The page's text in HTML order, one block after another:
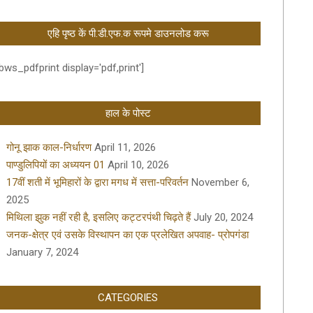
एहि पृष्ठ कें पी.डी.एफ.क रूपमे डाउनलोड करू
display='pdf,print']
हाल के पोस्ट
गोनू झाक काल-निर्धारण April 11, 2026
पाण्डुलिपियों का अध्ययन 01 April 10, 2026
17वीं शती में भूमिहारों के द्वारा मगध में सत्ता-परिवर्तन November 6,
2025
मिथिला झुक नहीं रही है, इसलिए कट्टरपंथी चिढ़ते हैं July 20, 2024
जनक-क्षेत्र एवं उसके विस्थापन का एक प्रलेखित अपवाह- प्रोपगंडा
January 7, 2024
CATEGORIES